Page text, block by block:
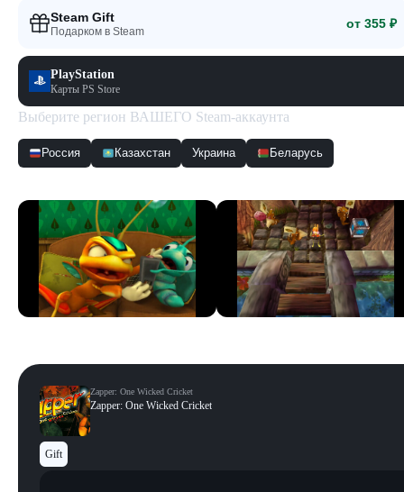
Steam Gift
Подарком в Steam
от 355 ₽
PlayStation
Карты PS Store
Выберите регион ВАШЕГО Steam-аккаунта
Россия Казахстан Украина Беларусь
Zapper: One Wicked Cricket
Zapper: One Wicked Cricket
Gift